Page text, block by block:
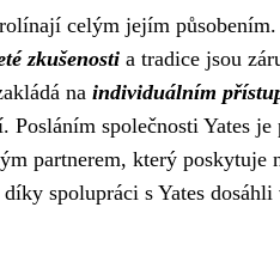
celým jejím působením.
zkušenosti a tradice jsou
na individuálním
Posláním společnosti Yates
partnerem, který poskytuje
spolupráci s Yates dosáhli